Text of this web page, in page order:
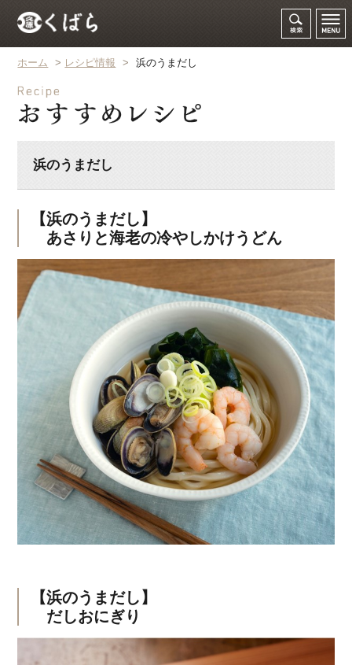
ホーム > レシピ情報 > 浜のうまだし
浜のうまだし
【浜のうまだし】
あさりと海老の冷やしかけうどん
【浜のうまだし】
だしおにぎり